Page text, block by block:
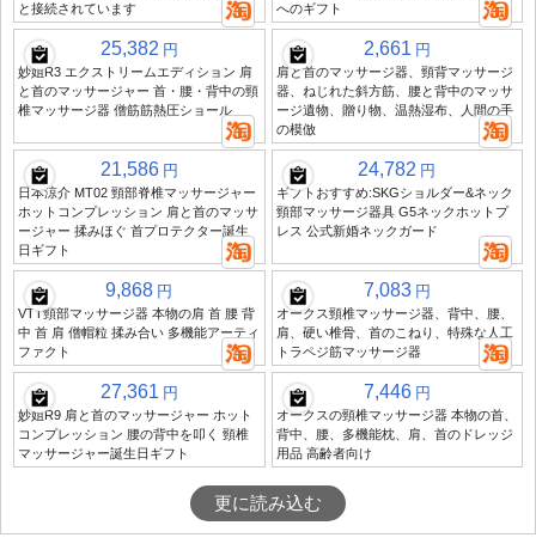
と接続されています
へのギフト
25,382 円
妙姐R3 エクストリームエディション 肩
と首のマッサージャー 首・腰・背中の頸
椎マッサージ器 僧筋筋熱圧ショール
2,661 円
肩と首のマッサージ器、頸背マッサージ
器、ねじれた斜方筋、腰と背中のマッサ
ージ遺物、贈り物、温熱湿布、人間の手
の模倣
21,586 円
日本涼介 MT02 頸部脊椎マッサージャー
ホットコンプレッション 肩と首のマッサ
ージャー 揉みほぐ 首プロテクター誕生
日ギフト
24,782 円
ギフトおすすめ:SKGショルダー&ネック
頸部マッサージ器具 G5ネックホットプ
レス 公式新婚ネックガード
9,868 円
VTT頸部マッサージ器 本物の肩 首 腰 背
中 首 肩 僧帽粒 揉み合い 多機能アーティ
ファクト
7,083 円
オークス頸椎マッサージ器、背中、腰、
肩、硬い椎骨、首のこねり、特殊な人工
トラペジ筋マッサージ器
27,361 円
妙姐R9 肩と首のマッサージャー ホット
コンプレッション 腰の背中を叩く 頸椎
マッサージャー誕生日ギフト
7,446 円
オークスの頸椎マッサージ器 本物の首、
背中、腰、多機能枕、肩、首のドレッジ
用品 高齢者向け
更に読み込む